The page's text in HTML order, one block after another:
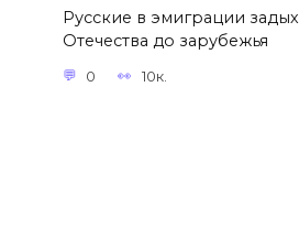
Русские в эмиграции
Отечества до зарубежья
0 10к.